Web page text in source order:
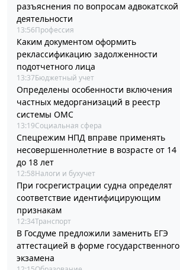
разъяснения по вопросам адвокатской
деятельности
13:56Профессия
Каким документом оформить
реклассификацию задолженности
подотчетного лица
13:37Бюджетный учет
Определены особенности включения
частных медорганизаций в реестр
системы ОМС
13:19Социальная сфера
Спецрежим НПД вправе применять
несовершеннолетние в возрасте от 14
до 18 лет
12:58Налоги и бухучет
При госрегистрации судна определят
соответствие идентифицирующим
признакам
12:34Транспорт
В Госдуме предложили заменить ЕГЭ
аттестацией в форме государственного
экзамена